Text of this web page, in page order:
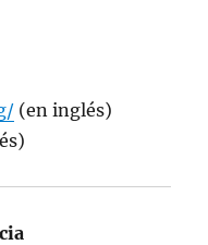
(en inglés)